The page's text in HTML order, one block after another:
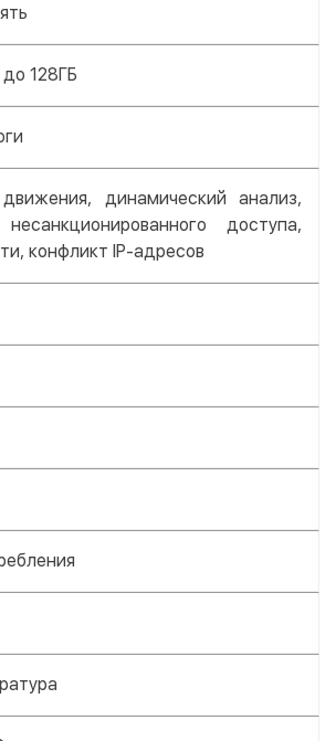
128ГБ
динамический анализ,
несанкционированного доступа,
конфликт IP-адресов